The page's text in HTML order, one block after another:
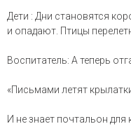
Дети : Дни становятся
и опадают. Птицы
Воспитатель: А теперь
«Письмами летят
И не знает почтальон для